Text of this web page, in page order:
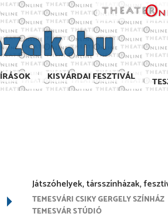
ÍRÁSOK KISVÁRDAI FESZTIVÁL
2016/2017 2015/2016 2014/
Játszóhelyek, társszínházak,
TEMESVÁRI CSIKY GERGELY SZÍNHÁZ
TEMESVÁR STÚDIÓ